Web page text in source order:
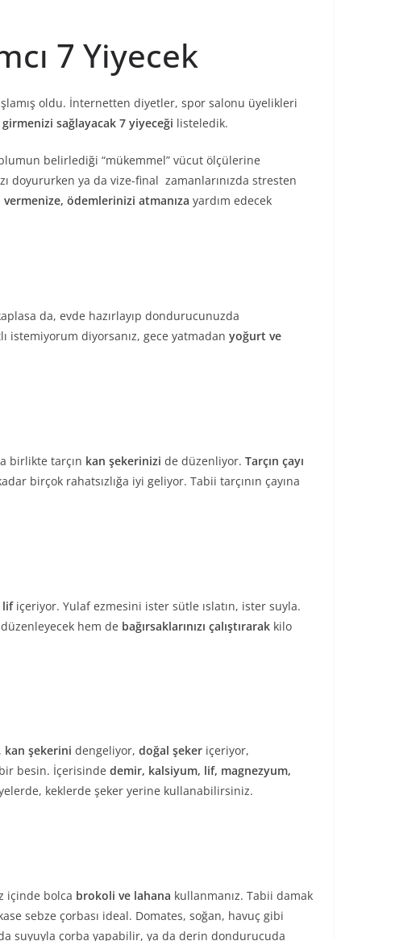
7 Yiyecek
oldu. İnternetten diyetler, spor salonu üyelikleri
sağlayacak 7 yiyeceği listeledik.
belirlediği “mükemmel” vücut ölçülerine
doyururken ya da vize-final zamanlarınızda stresten
vermenize, ödemlerinizi atmanıza yardım edecek
da, evde hazırlayıp dondurucunuzda
istemiyorum diyorsanız, gece yatmadan yoğurt ve
birlikte tarçın kan şekerinizi de düzenliyor. Tarçın çayı
birçok rahatsızlığa iyi geliyor. Tabii tarçının çayına
lifiçeriyor. Yulaf ezmesini ister sütle ıslatın, ister suyla.
düzenleyecek hem de bağırsaklarınızı çalıştırarak kilo
kan şekerini dengeliyor, doğal şeker içeriyor,
bir besin. İçerisinde demir, kalsiyum, lif, magnezyum,
keklerde şeker yerine kullanabilirsiniz.
içinde bolca brokoli ve lahana kullanmanız. Tabii damak
sebze çorbası ideal. Domates, soğan, havuç gibi
suyuyla çorba yapabilir, ya da derin dondurucuda